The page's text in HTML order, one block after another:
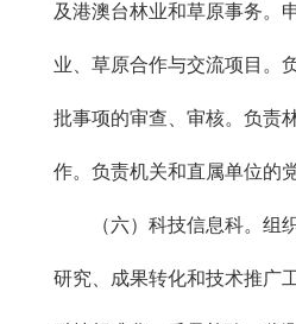
及港澳台林业和草原事务。
业、草原合作与交流项目。
批事项的审查、审核。负责
作。负责机关和直属单位的
（六）科技信息科。组织
研究、成果转化和技术推广